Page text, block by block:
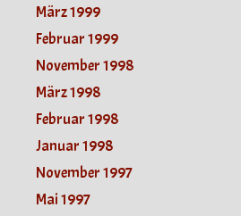
März 1999
Februar 1999
November 1998
März 1998
Februar 1998
Januar 1998
November 1997
Mai 1997